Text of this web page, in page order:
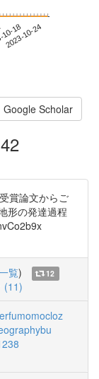
18
2023-10-24
Google Scholar
賞論文からご
形の発達過程
覧)
12
(11)